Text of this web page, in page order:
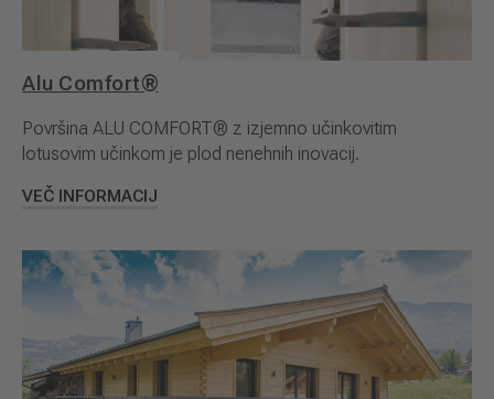
Alu Comfort®
Površina ALU COMFORT® z izjemno učinkovitim
lotusovim učinkom je plod nenehnih inovacij.
VEČ INFORMACIJ